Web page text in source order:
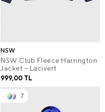
NSW
NSW Club Fleece Harrington
Jacket – Lacivert
999,00 TL
7